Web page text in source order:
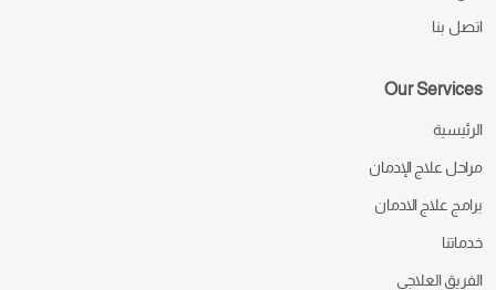
اتصل بنا
Our Services
الرئيسية
مراحل علاج الإدمان
برامج علاج الادمان
خدماتنا
الفريق العلاجى